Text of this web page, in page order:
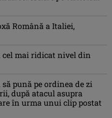
Română a Italiei,
mai ridicat nivel din
pună pe ordinea de zi
după atacul asupra
în urma unui clip postat